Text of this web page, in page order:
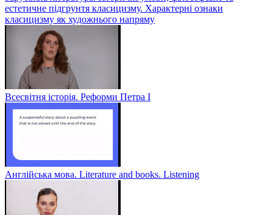
естетичне підгрунтя класицизму. Характерні ознаки
класицизму як художнього напряму
Всесвітня історія. Реформи Петра І
Англійська мова. Literature and books. Listening